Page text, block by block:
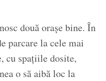
două orașe bine. În
parcare la cele mai
cu spațiile dosite,
o să aibă loc la